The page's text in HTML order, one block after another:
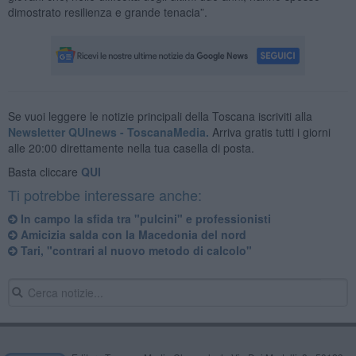
dimostrato resilienza e grande tenacia”.
Se vuoi leggere le notizie principali della Toscana iscriviti alla
Newsletter QUInews - ToscanaMedia. Arriva gratis tutti i giorni
alle 20:00 direttamente nella tua casella di posta.
Basta cliccare QUI
Ti potrebbe interessare anche:
In campo la sfida tra "pulcini" e professionisti
Amicizia salda con la Macedonia del nord
Tari, "contrari al nuovo metodo di calcolo"